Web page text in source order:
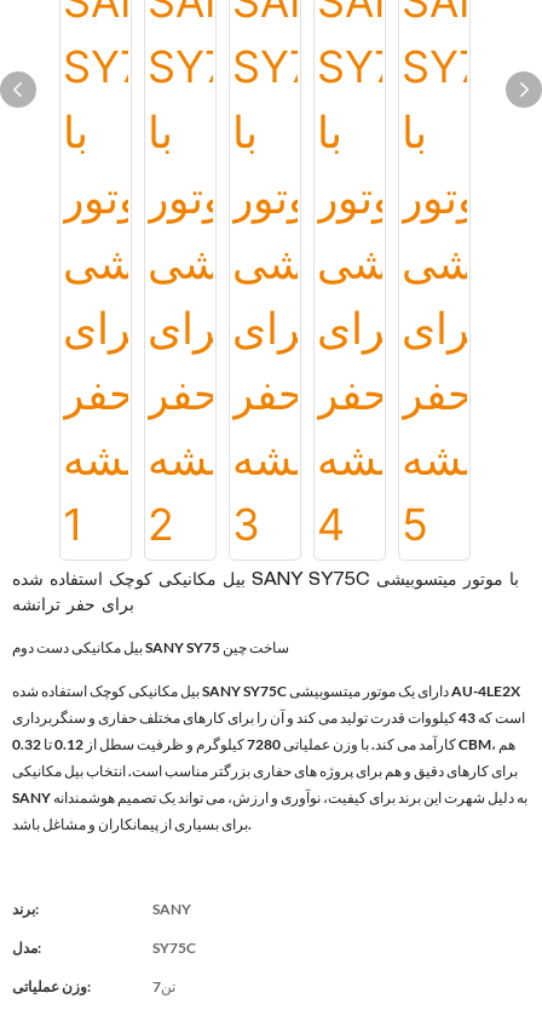
بیل مکانیکی کوچک استفاده شده SANY SY75C با موتور میتسوبیشی
برای حفر ترانشه
بیل مکانیکی دست دوم SANY SY75 ساخت چین
بیل مکانیکی کوچک استفاده شده SANY SY75C دارای یک موتور میتسوبیشی AU-4LE2X
است که 43 کیلووات قدرت تولید می کند و آن را برای کارهای مختلف حفاری و سنگربرداری
کارآمد می کند. با وزن عملیاتی 7280 کیلوگرم و ظرفیت سطل از 0.12 تا 0.32 CBM، هم
برای کارهای دقیق و هم برای پروژه های حفاری بزرگتر مناسب است. انتخاب بیل مکانیکی
SANY به دلیل شهرت این برند برای کیفیت، نوآوری و ارزش، می تواند یک تصمیم هوشمندانه
برای بسیاری از پیمانکاران و مشاغل باشد.
برند: SANY
مدل: SY75C
وزن عملیاتی: تن7